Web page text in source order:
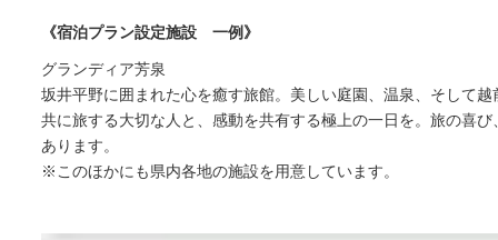
《宿泊プラン設定施設 一例》
グランディア芳泉
坂井平野に囲まれた心を癒す旅館。美しい庭園、温泉、そして越
共に旅する大切な人と、感動を共有する極上の一日を。旅の喜び
あります。
※このほかにも県内各地の施設を用意しています。